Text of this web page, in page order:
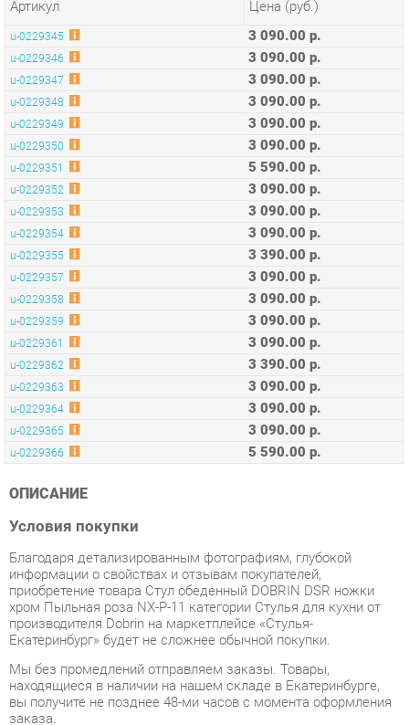
u-0229346
3 090.00 р.
u-0229349 3 090.00 р.
u-0229350 3 090.00 р.
u-0229351 5 590.00 р.
u-0229352 3 090.00 р.
u-0229353 3 090.00 р.
u-0229354 3 090.00 р.
u-0229355 3 390.00 р.
u-0229357 3 090.00 р.
u-0229358 3 090.00 р.
u-0229359 3 090.00 р.
u-0229361 3 090.00 р.
u-0229362 3 390.00 р.
u-0229363 3 090.00 р.
u-0229364 3 090.00 р.
u-0229365 3 090.00 р.
u-0229366 5 590.00 р.
ОПИСАНИЕ
Условия покупки
информации о свойствах и отзывам покупателей,
хром Пыльная роза NX-P-11 категории Стулья для кухни от
Екатеринбург» будет не сложнее обычной покупки.
Мы без промедлений отправляем заказы. Товары,
находящиеся в наличии на нашем складе в Екатеринбурге,
вы получите не позднее 48-ми часов с момента оформления
заказа.
Срок доставки до отдалённых регионов, а также для товаров,
находящихся на складах производителей, вычисляется
индивидуально. Чтобы узнать подробности о наличии, сроках
и стоимости доставки, используйте нашу форму
обратной